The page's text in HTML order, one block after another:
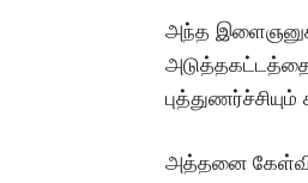
அந்த
அத்தனை